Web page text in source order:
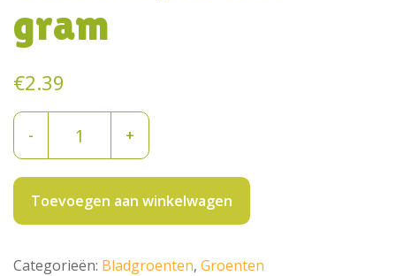
gram
€2.39
-
125
gram
aantal
+
Toevoegen aan winkelwagen
Categorieën: Bladgroenten, Groenten